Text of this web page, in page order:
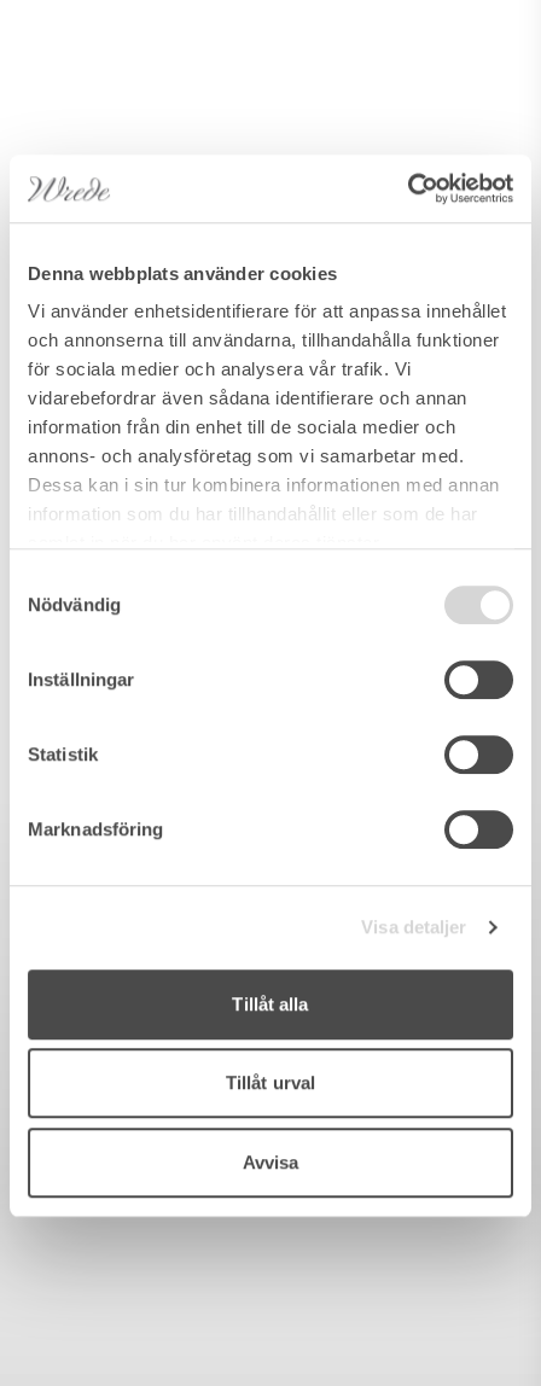
Denna webbplats använder cookies
Vi använder enhetsidentifierare för att anpassa innehållet
och annonserna till användarna, tillhandahålla funktioner
för sociala medier och analysera vår trafik. Vi
vidarebefordrar även sådana identifierare och annan
information från din enhet till de sociala medier och
annons- och analysföretag som vi samarbetar med.
Dessa kan i sin tur kombinera informationen med annan
information som du har tillhandahållit eller som de har
Nödvändig
Inställningar
Statistik
Marknadsföring
Visa detaljer
Tillåt alla
Tillåt urval
Avvisa